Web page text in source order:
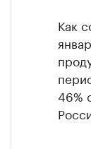
Как
46%